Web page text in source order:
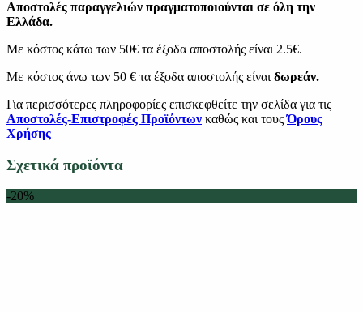
Αποστολές παραγγελιών πραγματοποιούνται σε όλη την
Ελλάδα.
Με κόστος κάτω των 50€ τα έξοδα αποστολής είναι 2.5€.
Με κόστος άνω των 50 € τα έξοδα αποστολής είναι δωρεάν.
Για περισσότερες πληροφορίες επισκεφθείτε την σελίδα για τις
Αποστολές-Επιστροφές Προϊόντων καθώς και τουςΌρους
Χρήσης
Σχετικά προϊόντα
-20%